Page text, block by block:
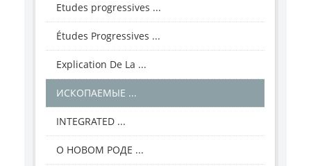
Etudes progressives ...
Études Progressives ...
Explication De La ...
ИСКОПАЕМЫЕ ...
INTEGRATED ...
О НОВОМ РОДЕ ...